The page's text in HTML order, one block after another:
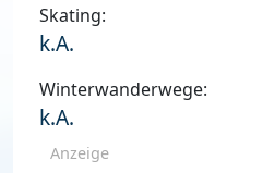
Skating:
k.A.
Winterwanderwege:
k.A.
Anzeige